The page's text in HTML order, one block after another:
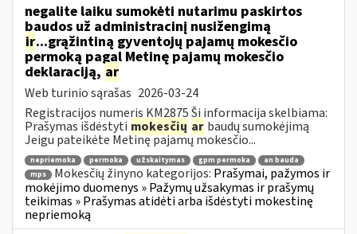
negalite laiku sumokėti nutarimu paskirtos
baudos už administracinį nusižengimą
ir...grąžintiną gyventojų pajamų mokesčio
permoką pagal Metinę pajamų mokesčio
deklaraciją, ar
Web turinio sąrašas 2026-03-24
Registracijos numeris KM2875 Ši informacija skelbiama:
Prašymas išdėstyti mokesčių ar baudų sumokėjimą
Jeigu pateikėte Metinę pajamų mokesčio...
nepriemoka permoka užskaitymas gpm permoka
an bauda
mps
Mokesčių žinyno kategorijos: Prašymai, pažymos ir
mokėjimo duomenys » Pažymų užsakymas ir prašymų
teikimas » Prašymas atidėti arba išdėstyti mokestinę
nepriemoką